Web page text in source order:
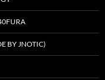
BY JNOTIC)